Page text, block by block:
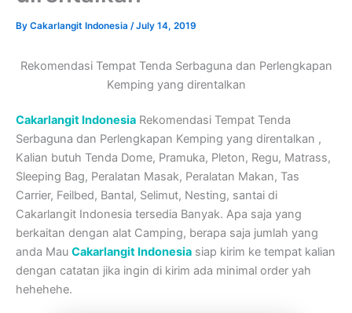
By Cakarlangit Indonesia /July 14, 2019
Rekomendasi Tempat Tenda Serbaguna dan Perlengkapan
Kemping yang direntalkan
Cakarlangit Indonesia Rekomendasi Tempat Tenda
Serbaguna dan Perlengkapan Kemping yang direntalkan ,
Kalian butuh Tenda Dome, Pramuka, Pleton, Regu, Matrass,
Sleeping Bag, Peralatan Masak, Peralatan Makan, Tas
Carrier, Feilbed, Bantal, Selimut, Nesting, santai di
Cakarlangit Indonesia tersedia Banyak. Apa saja yang
berkaitan dengan alat Camping, berapa saja jumlah yang
anda Mau Cakarlangit Indonesia siap kirim ke tempat kalian
dengan catatan jika ingin di kirim ada minimal order yah
hehehehe.